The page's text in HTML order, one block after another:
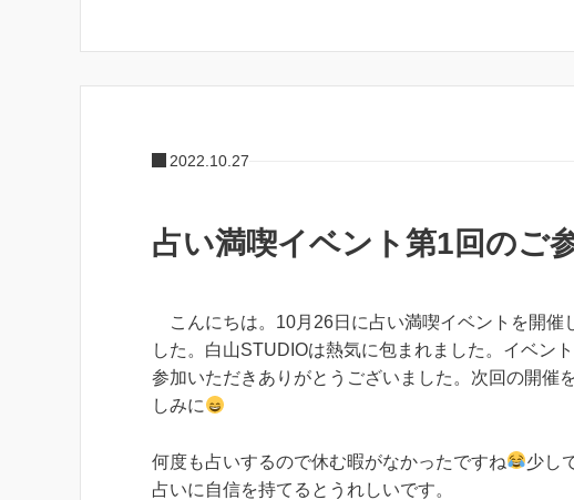
2022.10.27
占い満喫イベント第1回のご
こんにちは。10月26日に占い満喫イベントを開催
した。白山STUDIOは熱気に包まれました。イベン
参加いただきありがとうございました。次回の開催
しみに
何度も占いするので休む暇がなかったですね
少し
占いに自信を持てるとうれしいです。